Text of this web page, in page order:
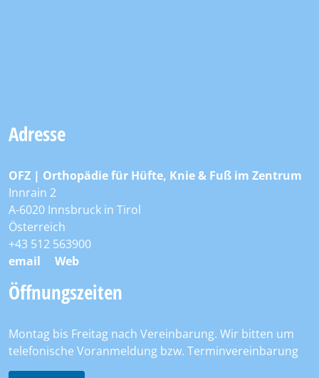
Adresse
OFZ | Orthopädie für Hüfte, Knie & Fuß im Zentrum
Innrain 2
A-6020 Innsbruck in Tirol
Österreich
+43 512 563900
email
Web
Öffnungszeiten
Montag bis Freitag nach Vereinbarung. Wir bitten um
telefonische Voranmeldung bzw. Terminvereinbarung